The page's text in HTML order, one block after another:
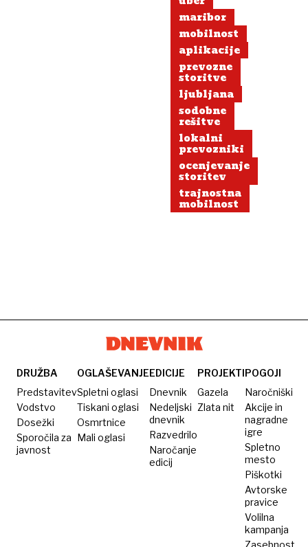
maribor
mobilnost
aplikacije
prevozne
storitve
ljubljana
sodobne
rešitve
lokalni
prevozniki
ocenjevanje
storitev
trajnostna
mobilnost
DRUŽBA
Predstavitev
Vodstvo
Dosežki
Sporočila za
javnost
OGLAŠEVANJE
Spletni oglasi
Tiskani oglasi
Osmrtnice
Mali oglasi
EDICIJE
Dnevnik
Nedeljski
dnevnik
Razvedrilo
Naročanje
edicij
PROJEKTI
Gazela
Zlata nit
POGOJI
Naročniški
Akcije in
nagradne
igre
Spletno
mesto
Piškotki
Avtorske
pravice
Volilna
kampanja
Zasebnost